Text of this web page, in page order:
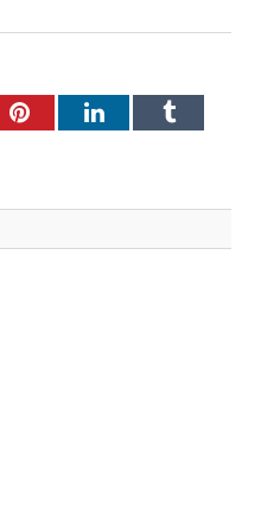
PinterestLinkedInTumblr